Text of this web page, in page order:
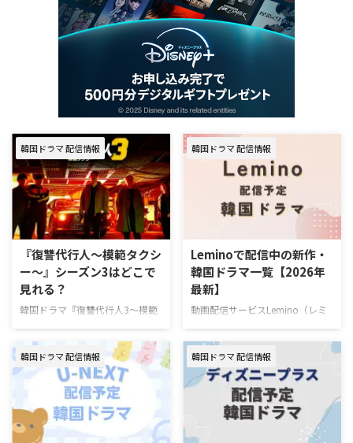
韓国ドラマ 配信情報
『復讐代行人～模範タクシ
ー～』シーズン3はどこで
見れる？
韓国ドラマ『復讐代行人3～模範
信サービスやあらすじ、キャスト
の情報をまとめた。 韓国ドラマ
『復讐代行人3～模範タクシー
～』配信情報 『復讐代行人3～模
範タクシー～』はを視聴できる動
画配信サービスは下記の通り。
動画配信サービス配信状況
韓国ドラマ 配信情報
Leminoで配信中の新作・
韓国ドラマ一覧【2026年
最新】
動画配信サービスLemino（レミ
ラマを一挙紹介！（随時更新）
Leminoで7月にスタートする韓国
ドラマ 韓国ドラマ『推しデビュ
― ～My Idol, My Debut～』 7月
16日（木）スタート 推しの悲劇
的な死を阻止するため8年前へタ
イムスリップしたファンが、アイ
韓国ドラマ 配信情報 韓国ドラマ 配信情報